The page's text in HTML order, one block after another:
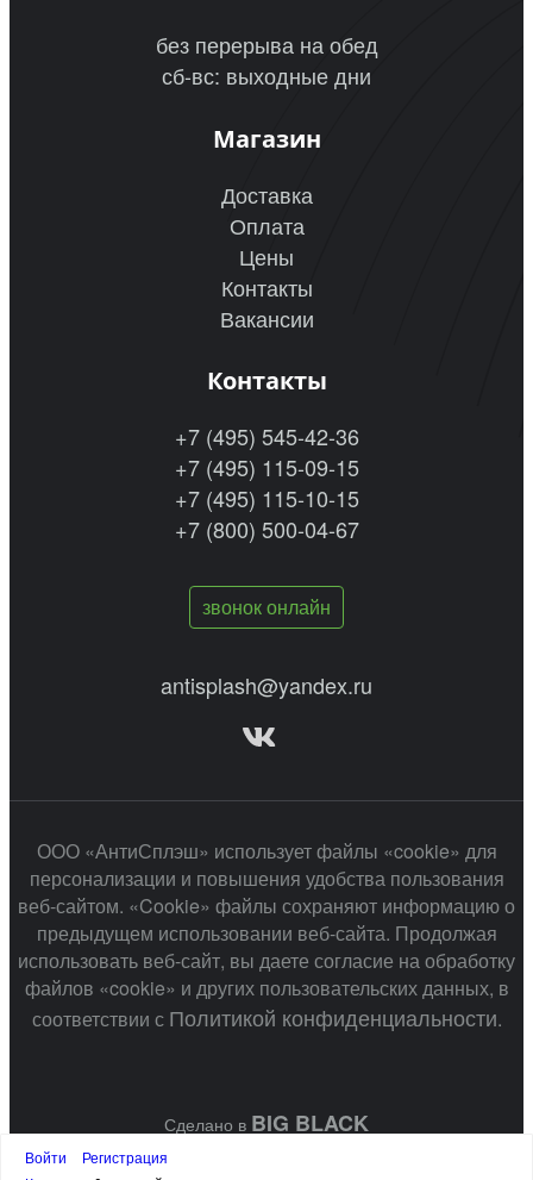
без перерыва на обед
сб-вс: выходные дни
Магазин
Доставка
Оплата
Цены
Контакты
Вакансии
Контакты
+7 (495) 545-42-36
+7 (495) 115-09-15
+7 (495) 115-10-15
+7 (800) 500-04-67
звонок онлайн
antisplash@yandex.ru
ООО «АнтиСплэш» использует файлы «cookie» для
персонализации и повышения удобства пользования
веб-сайтом. «Cookie» файлы сохраняют информацию о
предыдущем использовании веб-сайта. Продолжая
использовать веб-сайт, вы даете согласие на обработку
файлов «cookie» и других пользовательских данных, в
соответствии с Политикой конфиденциальности.
Сделано в BIG BLACK
Войти
Регистрация